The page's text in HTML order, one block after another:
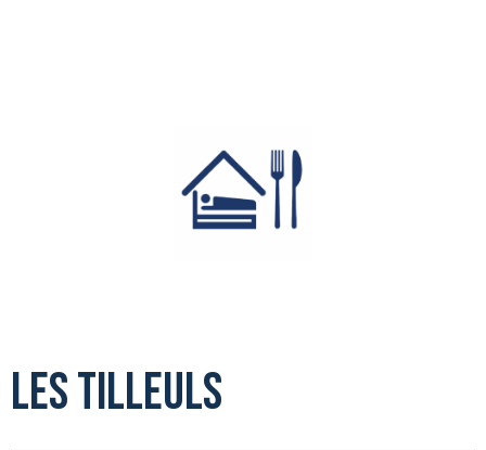
Les Tilleuls